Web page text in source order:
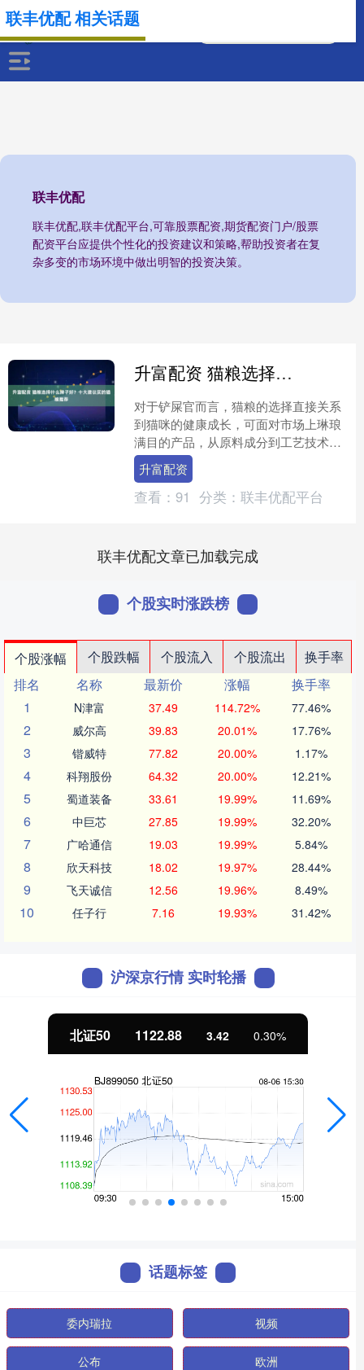
联丰优配
联丰优配,联丰优配平台,可靠股票配资,期货配资门户/股票
配资平台应提供个性化的投资建议和策略,帮助投资者在复
杂多变的市场环境中做出明智的投资决策。
联丰优配 相关话题
升富配资 猫粮选择什么牌子好？十大建议买的猫粮推荐
对于铲屎官而言，猫粮的选择直接关系
到猫咪的健康成长，可面对市场上琳琅
满目的产品，从原料成分到工艺技术，
从价格区间到适配需求，挑选时往往令
人眼花缭乱。2025年的....
升富配资
查看： 91 分类： 联丰优配平台
联丰优配文章已加载完成
个股实时涨跌榜
个股涨幅 个股跌幅 个股流入 个股流出
换手率
排名
名称 最新价 涨幅
换手率
1
N津富 37.49 114.72% 77.46%
2 威尔高 39.83 20.01% 17.76%
3 锴威特 77.82 20.00% 1.17%
4 科翔股份 64.32 20.00% 12.21%
5 蜀道装备 33.61 19.99% 11.69%
6 中巨芯 27.85 19.99% 32.20%
7 广哈通信 19.03 19.99% 5.84%
8 欣天科技 18.02 19.97% 28.44%
9 飞天诚信 12.56 19.96% 8.49%
10 任子行 7.16 19.93% 31.42%
沪深京行情 实时轮播
北证50 1122.88 3.42 0.30%
话题标签
委内瑞拉 视频
公布 欧洲